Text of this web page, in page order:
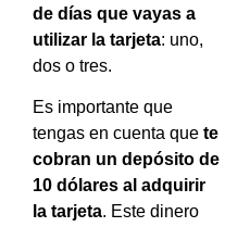
de días que vayas a
utilizar la tarjeta: uno,
dos o tres.
Es importante que
tengas en cuenta que te
cobran un depósito de
10 dólares al adquirir
la tarjeta. Este dinero